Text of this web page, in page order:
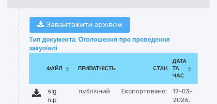
Завантажити архівом
Тип документа: Оголошення про проведення
закупівлі
ФАЙЛ ПРИВАТНІСТЬ СТАН
ДАТА
ТА
ЧАС
sig
n.p
публічний Експортовано:
17-03-
2026,